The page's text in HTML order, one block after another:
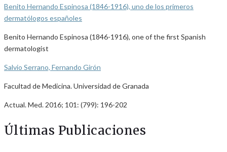
Benito Hernando Espinosa (1846-1916), uno de los primeros
dermatólogos españoles
Benito Hernando Espinosa (1846-1916), one of the first Spanish
dermatologist
Salvio Serrano, Fernando Girón
Facultad de Medicina. Universidad de Granada
Actual. Med. 2016; 101: (799): 196-202
Últimas Publicaciones